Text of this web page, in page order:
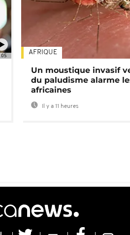
AFRIQUE
Un moustique invasif
du paludisme alarme
africaines
Il y a 11 heures